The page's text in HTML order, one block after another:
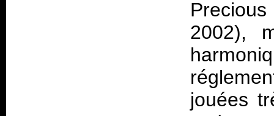
2002),
jouées